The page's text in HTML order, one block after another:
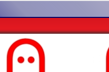
–
Beruf
Senioren
Hilfsmittel
Hörbüchereien
Reha-